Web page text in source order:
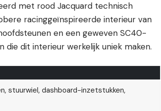
met rood Jacquard technisch
racinggeïnspireerde interieur van
en een geweven SC40-
dit interieur werkelijk uniek maken.
stuurwiel, dashboard-inzetstukken,